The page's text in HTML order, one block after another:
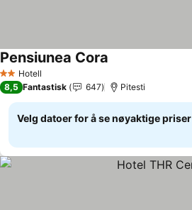
2 Stjerner
Hotell
Pensiunea Cora
8,5 Fantastisk 647 Pitesti
Velg datoer for å se nøyaktige priser